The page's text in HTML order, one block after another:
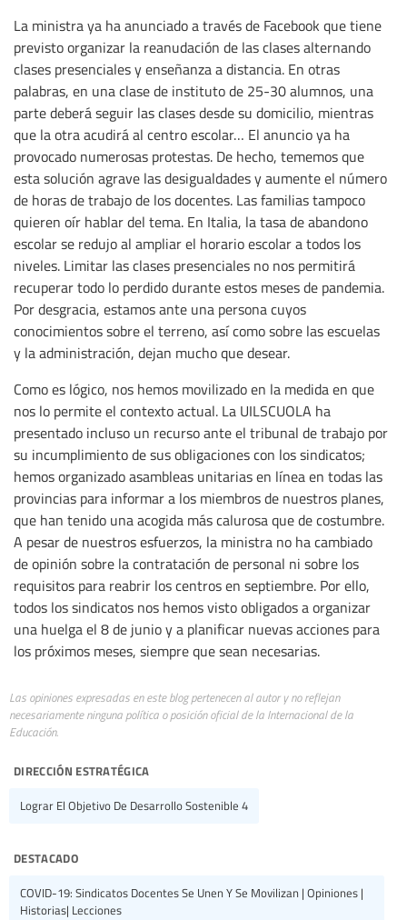
La ministra ya ha anunciado a través de Facebook que tiene
previsto organizar la reanudación de las clases alternando
clases presenciales y enseñanza a distancia. En otras
palabras, en una clase de instituto de 25-30 alumnos, una
parte deberá seguir las clases desde su domicilio, mientras
que la otra acudirá al centro escolar… El anuncio ya ha
provocado numerosas protestas. De hecho, tememos que
esta solución agrave las desigualdades y aumente el número
de horas de trabajo de los docentes. Las familias tampoco
quieren oír hablar del tema. En Italia, la tasa de abandono
escolar se redujo al ampliar el horario escolar a todos los
niveles. Limitar las clases presenciales no nos permitirá
recuperar todo lo perdido durante estos meses de pandemia.
Por desgracia, estamos ante una persona cuyos
conocimientos sobre el terreno, así como sobre las escuelas
y la administración, dejan mucho que desear.
Como es lógico, nos hemos movilizado en la medida en que
nos lo permite el contexto actual. La UILSCUOLA ha
presentado incluso un recurso ante el tribunal de trabajo por
su incumplimiento de sus obligaciones con los sindicatos;
hemos organizado asambleas unitarias en línea en todas las
provincias para informar a los miembros de nuestros planes,
que han tenido una acogida más calurosa que de costumbre.
A pesar de nuestros esfuerzos, la ministra no ha cambiado
de opinión sobre la contratación de personal ni sobre los
requisitos para reabrir los centros en septiembre. Por ello,
todos los sindicatos nos hemos visto obligados a organizar
una huelga el 8 de junio y a planificar nuevas acciones para
los próximos meses, siempre que sean necesarias.
Las opiniones expresadas en este blog pertenecen al autor y no reflejan
necesariamente ninguna política o posición oficial de la Internacional de la
Educación.
dirección estratégica
Lograr El Objetivo De Desarrollo Sostenible 4
destacado
COVID-19: Sindicatos Docentes Se Unen Y Se Movilizan | Opiniones |
Historias| Lecciones